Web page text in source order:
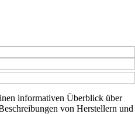
informativen Überblick über
von Herstellern und